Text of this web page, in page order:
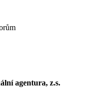
agentura, z.s.